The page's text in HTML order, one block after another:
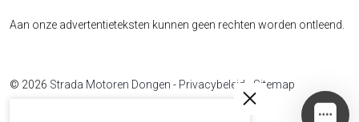
Aan onze advertentieteksten kunnen geen rechten worden ontleend.
© 2026 Strada Motoren Dongen - Privacybeleid Sitemap